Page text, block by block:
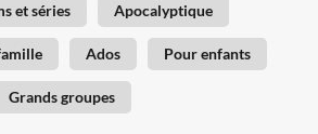
et séries Apocalyptique
Ados Pour enfants
Grands groupes